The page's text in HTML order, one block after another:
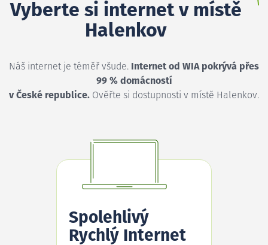
Vyberte si internet v místě
Halenkov
Náš internet je téměř všude. Internet od WIA pokrývá přes
99 % domácností
v České republice. Ověřte si dostupnosti v místě Halenkov.
Spolehlivý
Rychlý Internet